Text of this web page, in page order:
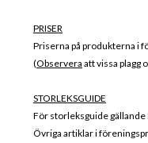
PRISER
Priserna på produkterna i
(Observera att vissa plagg
STORLEKSGUIDE
För storleksguide gällande
Övriga artiklar i